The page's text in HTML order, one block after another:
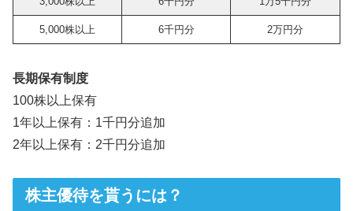
5,000株以上 6千円分 2万円分
長期保有制度
100株以上保有
1年以上保有：1千円分追加
2年以上保有：2千円分追加
株主優待を貰うには？